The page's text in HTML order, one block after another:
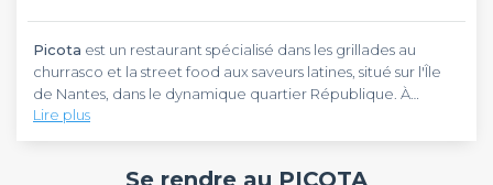
Picota est un restaurant spécialisé dans les grillades au
churrasco et la street food aux saveurs latines, situé sur l'Île
de Nantes, dans le dynamique quartier République. À
quelques minutes de la place de la République, ce
restaurant vous accueille au 10 rue Alain Barbe Torte. Pour
descendez à l'arrêt Recteur Schmitt, à quelques pas de
Picotaest un restaurant convivial et festif qui célèbre la
des burgers artisanaux servis avec frites maison, du poulet frit
Lire plus
Se rendre au PICOTA